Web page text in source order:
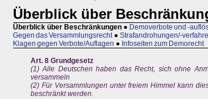
Überblick über
Überblick über Beschränkungen ● Demoverbote und -
Gegen das Versammlungsrecht ● Strafandrohungen/-
Klagen gegen Verbote/Auflagen ● Infoseiten zum Demorecht
Art. 8 Grundgesetz
(1) Alle Deutschen haben das Recht, sich ohne
versammeln
(2) Für Versammlungen unter freiem Himmel kann
beschränkt werden.